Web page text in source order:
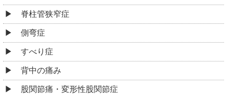
脊柱管狭窄症
側弯症
すべり症
背中の痛み
股関節痛・変形性股関節症